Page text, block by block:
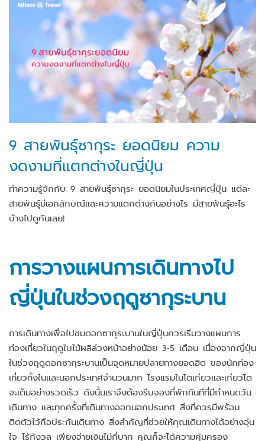
9 สายพันธุ์ซากุระ ยอดนิยม ความ
งดงามที่แตกต่างในญี่ปุ่น
ทำความรู้จักกับ 9 สายพันธุ์ซากุระ ยอดนิยมในประเทศญี่ปุ่น แต่ละ
สายพันธุ์มีเอกลักษณ์และความแตกต่างกันอย่างไร มีสายพันธุ์อะไร
บ้างไปดูกันเลย!
การวางแผนการเดินทางไป
ญี่ปุ่นในช่วงฤดูซากุระบาน
การเดินทางเพื่อไปชมดอกซากุระบานในญี่ปุ่นควรเริ่มวางแผนการ
ท่องเที่ยวในฤดูใบไม้ผลิล่วงหน้าอย่างน้อย 3-5 เดือน เนื่องจากญี่ปุ่น
ในช่วงฤดูดอกซากุระบานเป็นจุดหมายปลายทางยอดฮิต ของนักท่อง
เที่ยวทั้งในและนอกประเทศจำนวนมาก โรงแรมในโตเกียวและเกียวโต
จะเต็มอย่างรวดเร็ว ดังนั้นเราจึงต้องรีบจองที่พักทันทีที่มีกำหนดวัน
เดินทาง และทุกครั้งที่เดินทางออกนอกประเทศ สิ่งที่ควรมีพร้อม
ติดตัวไว้คือประกันเดินทาง สิ่งสำคัญที่ช่วยให้คุณเดินทางได้อย่างอุ่น
ใจ ไร้กังวล เพียงจ่ายเงินไม่กี่บาท คุณก็จะได้ความคุ้มครอง